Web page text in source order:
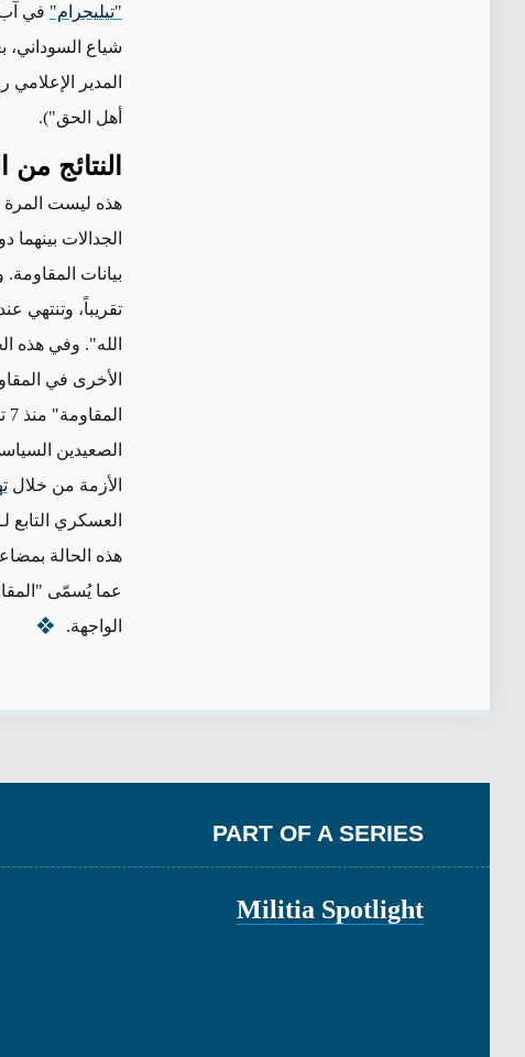
"تيليجرام" في آب/
شياع السوداني،
المدير الإعلامي
أهل الحق").
النتائج
هذه ليست المرة
الجدالات بينهما
بيانات المقاومة.
تقريباً، وتنتهي
الله". وفي هذه
الأخرى في
المقاومة" منذ 7 تشرين الأول/أكتوبر. وحتى أن
الصعيدين
الأزمة من خلال
العسكري التابع
هذه الحالة
عما يُسمّى
الواجهة.
PART OF A SERIES
Militia Spotlight